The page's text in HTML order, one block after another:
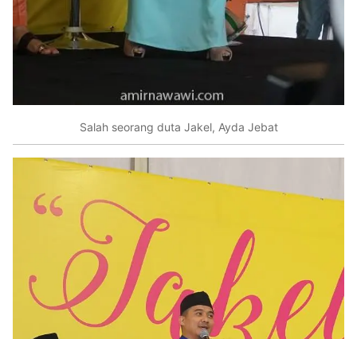
Salah seorang duta Jakel, Ayda Jebat